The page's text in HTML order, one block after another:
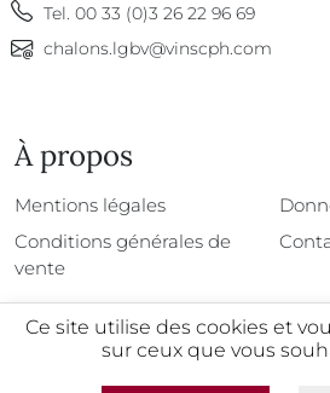
Tel. 00 33 (0)3 26 22 96 69
chalons.lgbv@vinscph.com
À propos
À propos
Mentions légales
Conditions générales de
vente
Ce site utilise des cookies et
sur ceux que vous